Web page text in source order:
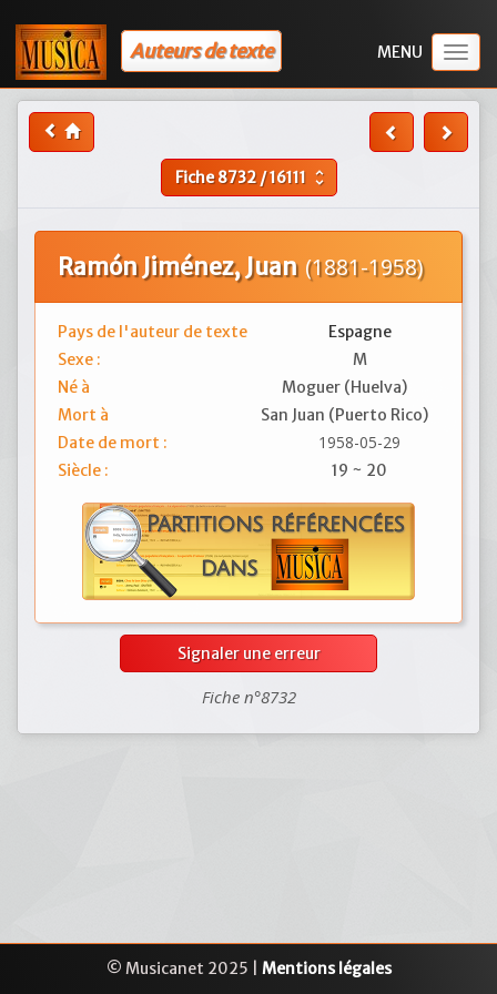
Auteurs de texte
Fiche8732/16111 unfold_more
Ramón Jiménez, Juan (1881-1958)
Pays de l'auteur de texte
Espagne
Sexe :
M
Né à
Moguer (Huelva)
Mort à
San Juan (Puerto Rico)
Date de mort :
1958-05-29
Siècle : 19 ~ 20
Signaler une erreur
Fiche n°8732
© Musicanet 2025 | Mentions légales